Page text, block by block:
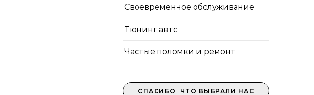
Своевременное обслуживание
Тюнинг авто
Частые поломки и ремонт
СПАСИБО, ЧТО ВЫБРАЛИ НАС